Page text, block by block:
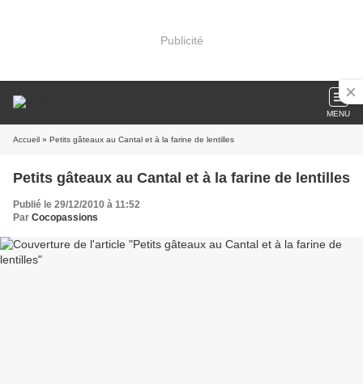
Publicité
MENU
Accueil » Petits gâteaux au Cantal et à la farine de lentilles
Petits gâteaux au Cantal et à la farine de lentilles
Publié le 29/12/2010 à 11:52
Par Cocopassions